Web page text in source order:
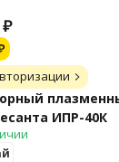
₽
ИПР-40К